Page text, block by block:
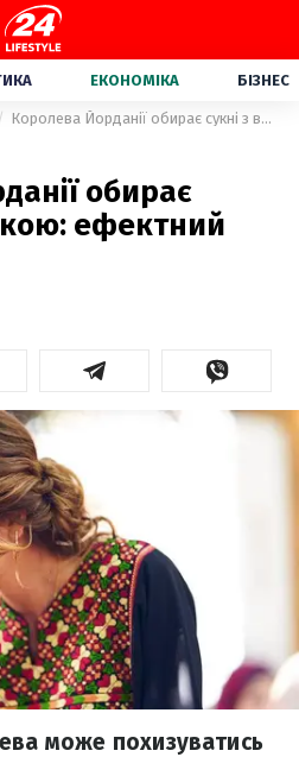
ЕКОНОМІКА БІЗНЕС
Королева Йорданії обирає сукні з вишивкою: ефектний вихід Ранії
обирає
ефектний
може похизуватись